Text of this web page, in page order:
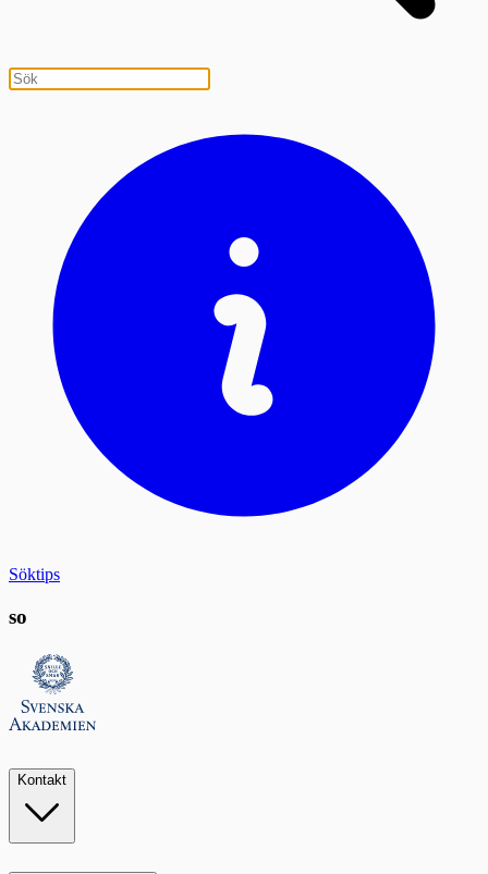
Söktips
so
Kontakt